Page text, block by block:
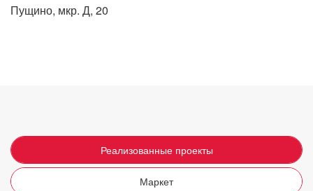
Пущино, мкр. Д, 20
Реализованные проекты
Маркет